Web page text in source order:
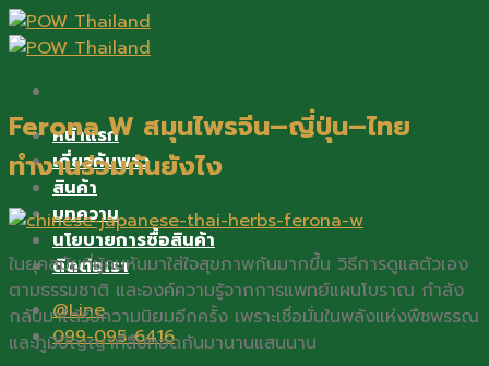
Skip
to
หน้าแรก
เกี่ยวกับพาว
สินค้า
บทความ
นโยบายการซื้อสินค้า
ติดต่อเรา
@Line
099-095-6416
Ferona W สมุนไพรจีน–ญี่ปุ่น–ไทย
ทำงานร่วมกันยังไง
ในยุคสมัยที่ผู้คนหันมาใส่ใจสุขภาพกันมากขึ้น วิธีการดูแลตัวเอง
ตามธรรมชาติ และองค์ความรู้จากการแพทย์แผนโบราณ กำลัง
กลับมาได้รับความนิยมอีกครั้ง เพราะเชื่อมั่นในพลังแห่งพืชพรรณ
และภูมิปัญญาที่สืบทอดกันมานานแสนนาน